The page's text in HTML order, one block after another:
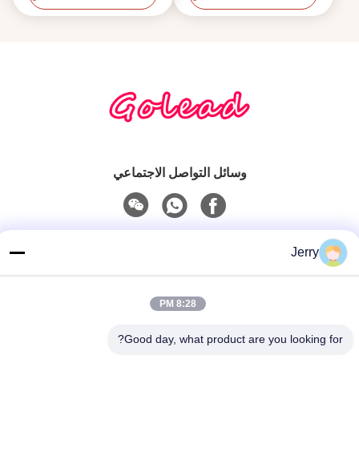
وسائل التواصل الاجتماعي
هاتف
Jerry
8:28 PM
Good day, what product are you looking for?